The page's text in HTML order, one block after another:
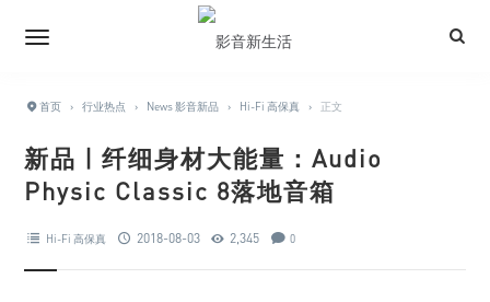
首页 › 行业热点 › News 影音新品 › Hi-Fi 高保真 › 正文
新品 | 纤细身材大能量：Audio
Physic Classic 8落地音箱
Hi-Fi 高保真 2018-08-03 2,345 0